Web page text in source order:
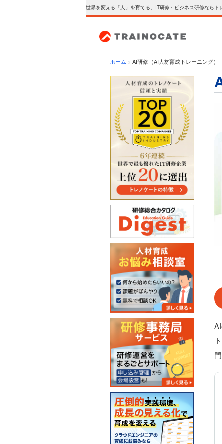
世界を変える「人」を育てる。IT研修・ビジネス研修ならト
ホーム > AI研修（AI人材育成トレーニング）